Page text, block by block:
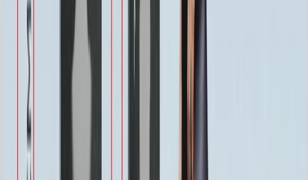
800 ₽
Другое по согласованию
1 500 ₽
Услуги
Бесплатно
Бесплатно